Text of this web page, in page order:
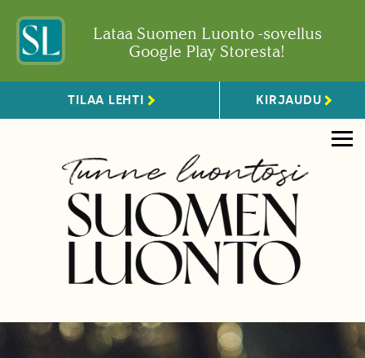
Lataa Suomen Luonto -sovellus
Google Play Storesta!
TILAA LEHTI KIRJAUDU